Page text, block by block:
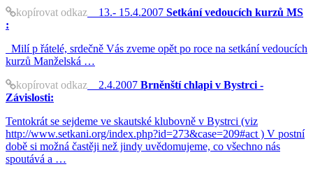
kopírovat odkaz 13.- 15.4.2007 Setkání vedoucích kurzů MS
:
Milí p řátelé, srdečně Vás zveme opět po roce na setkání vedoucích
kurzů Manželská …
kopírovat odkaz 2.4.2007 Brněnští chlapi v Bystrci -
Závislosti:
Tentokrát se sejdeme ve skautské klubovně v Bystrci (viz
http://www.setkani.org/index.php?id=273&case=209#act ) V postní
době si možná častěji než jindy uvědomujeme, co všechno nás
spoutává a …